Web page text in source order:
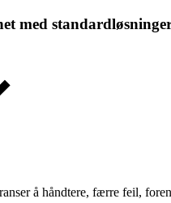
med
å håndtere, færre feil,